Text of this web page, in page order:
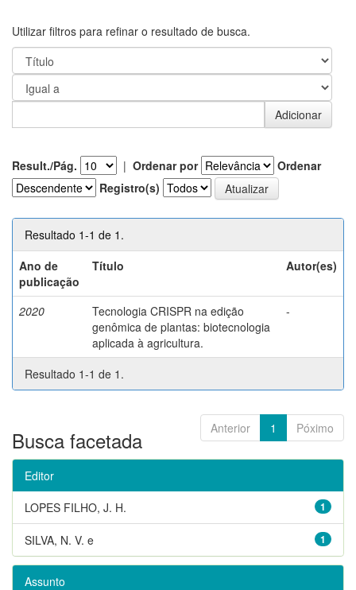
Utilizar filtros para refinar o resultado de busca.
Result./Pág. | Ordenar por
Ordenar
Registro(s)
Resultado 1-1 de 1.
Ano de
publicação
Título Autor(es)
2020
Tecnologia CRISPR na edição
genômica de plantas: biotecnologia
aplicada à agricultura.
-
Resultado 1-1 de 1.
Anterior 1 Póximo
Busca facetada
Editor
1
LOPES FILHO, J. H.
1
SILVA, N. V. e
Assunto